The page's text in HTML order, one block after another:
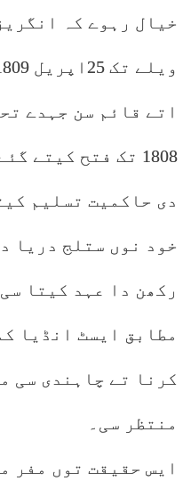
خیال رہوے کہ
اتے قائم سن جہدے
1808 تک فتح کیتے
دی حاکمیت تسلیم
خود نوں ستلج دریا
رکھن دا عہد کیتا
مطابق ایسٹ انڈیا
کرنا تے چاہندی سی
منتظر سی۔
ایس حقیقت توں مفر